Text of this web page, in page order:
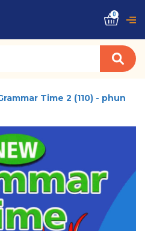
0
Time 2 (110) - phun